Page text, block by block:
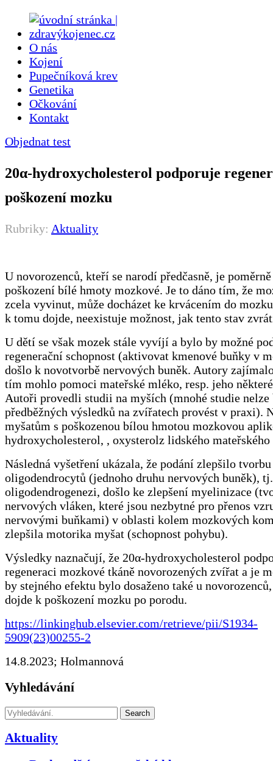
O nás
Kojení
Pupečníková krev
Genetika
Očkování
Kontakt
Objednat test
20α-hydroxycholesterol podporuje
poškození mozku
Rubriky: Aktuality
U novorozenců, kteří se narodí předčasně, je poměrně
poškození bílé hmoty mozkové. Je to dáno tím, že
zcela vyvinut, může docházet ke krvácením do
k tomu dojde, neexistuje možnost, jak tento stav
U dětí se však mozek stále vyvíjí a bylo by možné
regenerační schopnost (aktivovat kmenové buňky v
došlo k novotvorbě nervových buněk. Autory
tím mohlo pomoci mateřské mléko, resp. jeho
Autoři provedli studii na myších (mnohé studie nelze
předběžných výsledků na zvířatech provést v praxi).
myšatům s poškozenou bílou hmotou mozkovou
hydroxycholesterol, , oxysterolz lidského mateřského
Následná vyšetření ukázala, že podání zlepšilo tvorbu
oligodendrocytů (jednoho druhu nervových buněk), tj.
oligodendrogenezi, došlo ke zlepšení myelinizace
nervových vláken, které jsou nezbytné pro přenos
nervovými buňkami) v oblasti kolem mozkových
zlepšila motorika myšat (schopnost pohybu).
Výsledky naznačují, že 20α-hydroxycholesterol
regeneraci mozkové tkáně novorozených zvířat a je
by stejného efektu bylo dosaženo také u
dojde k poškození mozku po porodu.
https://linkinghub.elsevier.com/retrieve/pii/S1934-
5909(23)00255-2
14.8.2023; Holmannová
Vyhledávání
Search
Aktuality